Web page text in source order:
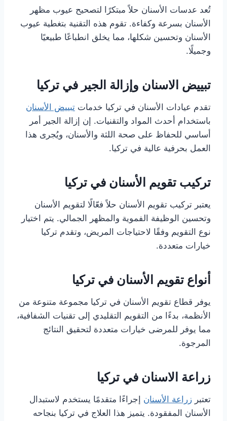
تُعد عدسات الأسنان حلاً مبتكرًا لتصحيح عيوب مظهر
الأسنان بسرعة وكفاءة. تقوم هذه التقنية بتغطية عيوب
الأسنان وتحسين شكلها، مما يخلق انطباعًا طبيعيًا
وجميلًا.
تبييض الاسنان وإزالة الجير في تركيا
تقدم عيادات الأسنان في تركيا خدمات تبييض الأسنان
باستخدام أحدث المواد والتقنيات. إن إزالة الجير أمر
أساسي للحفاظ على صحة اللثة والأسنان، ويُجرى هذا
العمل بحرفية عالية في تركيا.
تركيب تقويم الأسنان في تركيا
يعتبر تركيب تقويم الأسنان حلاً فعّالًا لتقويم الأسنان
وتحسين الوظيفة الفموية والمظهر الجمالي. يتم اختيار
نوع التقويم وفقًا لاحتياجات المريض، وتقدم تركيا
خيارات متعددة.
أنواع تقويم الأسنان في تركيا
يوفر قطاع تقويم الأسنان في تركيا مجموعة متنوعة من
الأنظمة، بدءًا من التقويم التقليدي إلى تقنيات الشفافية،
مما يوفر للمرضى خيارات متعددة لتحقيق النتائج
المرجوة.
زراعة الاسنان في تركيا
تعتبر زراعة الأسنان إجراءًا متقدمًا يستخدم لاستبدال
الأسنان المفقودة. يتميز هذا العلاج في تركيا بنجاحه